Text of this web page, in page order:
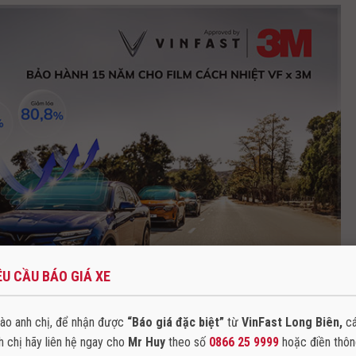
CẦU BÁO GIÁ XE
anh chị, để nhận được “Báo giá đặc biệt” từ VinFast Long Biên,
chị hãy liên hệ ngay cho Mr Huy theo số 0866 25 9999 hoặc điền